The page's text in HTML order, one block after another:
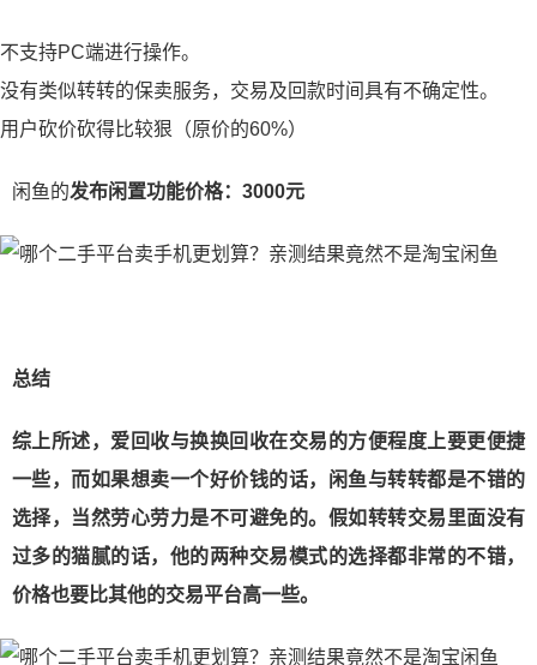
不支持PC端进行操作。
没有类似转转的保卖服务，交易及回款时间具有不确定性。
用户砍价砍得比较狠（原价的60%）
闲鱼的发布闲置功能价格：3000元
总结
综上所述，爱回收与换换回收在交易的方便程度上要更便捷
一些，而如果想卖一个好价钱的话，闲鱼与转转都是不错的
选择，当然劳心劳力是不可避免的。假如转转交易里面没有
过多的猫腻的话，他的两种交易模式的选择都非常的不错，
价格也要比其他的交易平台高一些。